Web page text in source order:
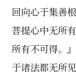
回向心于集善
菩提心中无所
所有不可得。
于诸法都无所